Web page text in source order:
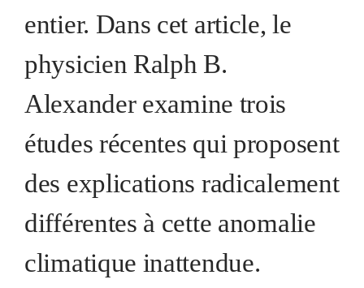
entier. Dans cet article, le
physicien Ralph B.
Alexanderexamine trois
études récentes qui proposent
des explications radicalement
différentes à cette anomalie
climatique inattendue.